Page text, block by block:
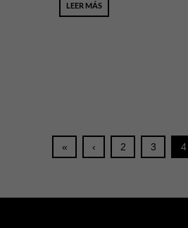
LEER MÁS
« ‹ 2 3 4